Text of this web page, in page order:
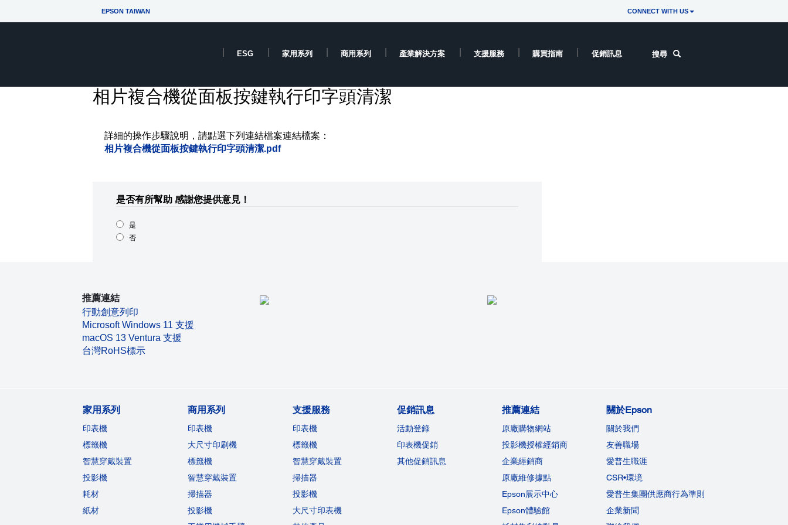
EPSON TAIWAN CONNECT WITH US
ESG 家用系列 商用系列 產業解決方案 支援服務 購買指南 促銷訊息 搜尋
相片複合機從面板按鍵執行印字頭清潔
詳細的操作步驟說明，請點選下列連結檔案連結檔案：
相片複合機從面板按鍵執行印字頭清潔.pdf
是否有所幫助 感謝您提供意見！
是
否
推薦連結
行動創意列印
Microsoft Windows 11 支援
macOS 13 Ventura 支援
台灣RoHS標示
家用系列
印表機
標籤機
智慧穿戴裝置
投影機
耗材
紙材
商用系列
印表機
大尺寸印刷機
標籤機
智慧穿戴裝置
掃描器
投影機
支援服務
印表機
標籤機
智慧穿戴裝置
掃描器
投影機
大尺寸印表機
促銷訊息
活動登錄
印表機促銷
其他促銷訊息
推薦連結
原廠購物網站
投影機授權經銷商
企業經銷商
原廠維修據點
Epson展示中心
Epson體驗館
關於Epson
關於我們
友善職場
愛普生職涯
CSR•環境
愛普生集團供應商行為準則
企業新聞